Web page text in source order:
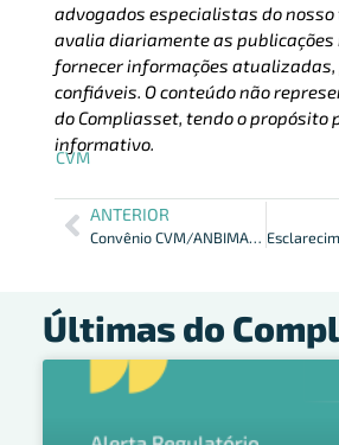
advogados especialistas do
avalia diariamente as
fornecer informações atualizadas,
confiáveis. O conteúdo não
do Compliasset, tendo o propósito
informativo.
CVM
ANTERIOR
Convênio CVM/ANBIMA: Troca de Informações sobre Fundos de Investimento
Últimas do